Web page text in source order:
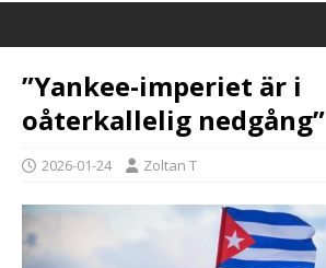
”Yankee-imperiet är i
oåterkallelig nedgång”
2026-01-24 Zoltan T